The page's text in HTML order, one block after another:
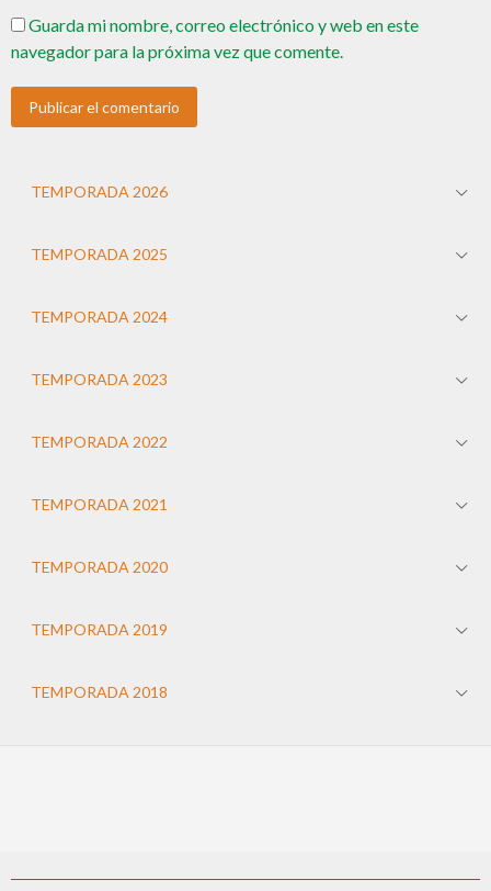
Guarda mi nombre, correo electrónico y web en este
navegador para la próxima vez que comente.
TEMPORADA 2026
TEMPORADA 2025
TEMPORADA 2024
TEMPORADA 2023
TEMPORADA 2022
TEMPORADA 2021
TEMPORADA 2020
TEMPORADA 2019
TEMPORADA 2018